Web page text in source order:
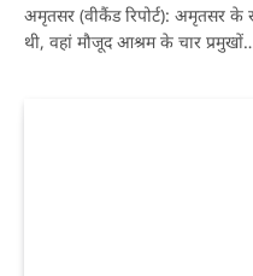
अमृतसर (वीकैंड रिपोर्ट): अमृतसर के
थी, वहां मौजूद आश्रम के चार